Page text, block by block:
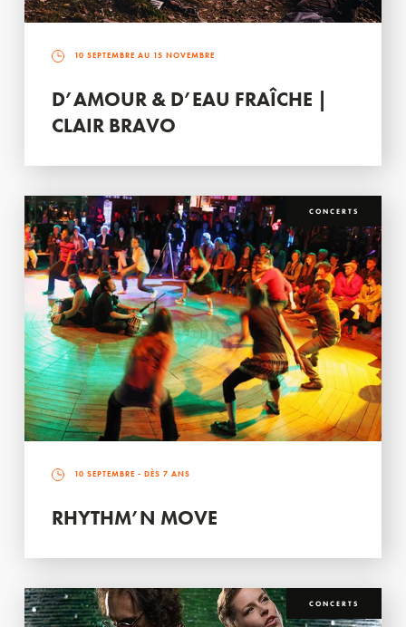
10 SEPTEMBRE AU 15 NOVEMBRE
D’AMOUR & D’EAU FRAÎCHE |
CLAIR BRAVO
CONCERTS
10 SEPTEMBRE - DÈS 7 ANS
RHYTHM’N MOVE
CONCERTS